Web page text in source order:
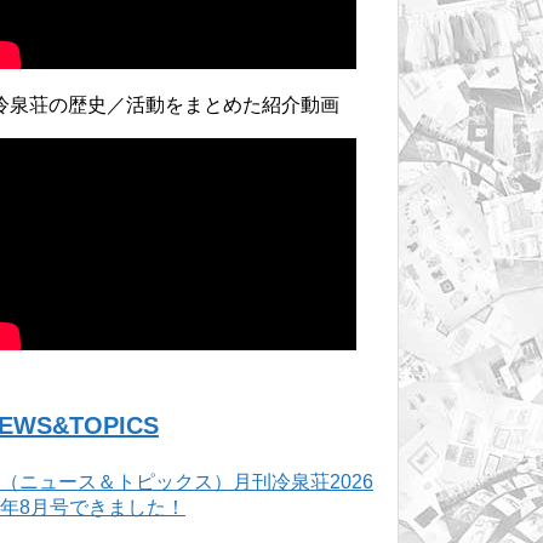
泉荘の歴史／活動をまとめた紹介動画
（ニュース＆トピックス）月刊冷泉荘2026
年8月号できました！